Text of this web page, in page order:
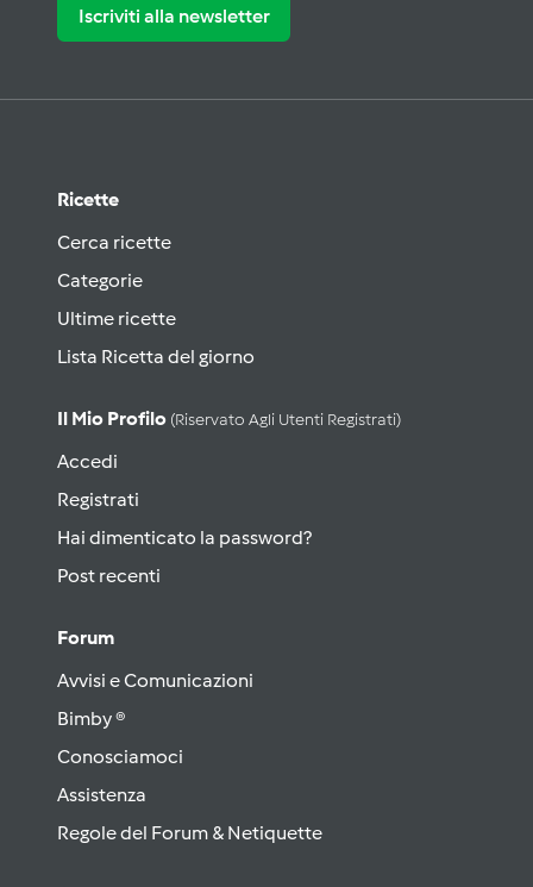
Iscriviti alla newsletter
Ricette
Cerca ricette
Categorie
Ultime ricette
Lista Ricetta del giorno
Il Mio Profilo (riservato Agli Utenti Registrati)
Accedi
Registrati
Hai dimenticato la password?
Post recenti
Forum
Avvisi e Comunicazioni
Bimby ®
Conosciamoci
Assistenza
Regole del Forum & Netiquette